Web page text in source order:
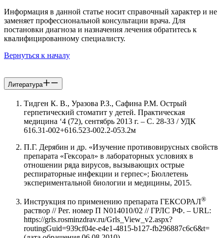
Информация в данной статье носит справочный характер и не
заменяет профессиональной консультации врача. Для
постановки диагноза и назначения лечения обратитесь к
квалифицированному специалисту.
Вернуться к началу
Литература
Тидген К. В., Уразова Р.З., Сафина Р.М. Острый
герпетический стоматит у детей. Практическая
медицина ‘4 (72), сентябрь 2013 г. – С. 28-33 / УДК
616.31-002+616.523-002.2-053.2м
П.Г. Дерябин и др. «Изучение противовирусных свойств
препарата «Гексорал» в лабораторных условиях в
отношении ряда вирусов, вызывающих острые
респираторные инфекции и герпес»; Бюллетень
экспериментальной биологии и медицины, 2015.
Инструкция по применению препарата ГЕКСОРАЛ®
раствор // Рег. номер П N014010/02 // ГРЛС РФ. – URL:
https://grls.rosminzdrav.ru/Grls_View_v2.aspx?
routingGuid=939cf04e-e4e1-4815-b127-fb296887c6c6&t=